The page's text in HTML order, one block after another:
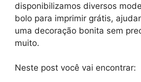
disponibilizamos diversos
bolo para imprimir grátis,
uma decoração bonita sem
muito.
Neste post você vai encontrar: